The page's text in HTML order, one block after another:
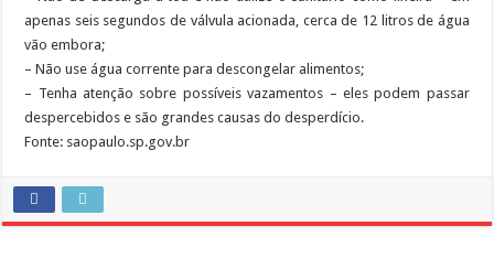
apenas seis segundos de válvula acionada, cerca de 12 litros de água
vão embora;
– Não use água corrente para descongelar alimentos;
– Tenha atenção sobre possíveis vazamentos – eles podem passar
despercebidos e são grandes causas do desperdício.
Fonte: saopaulo.sp.gov.br